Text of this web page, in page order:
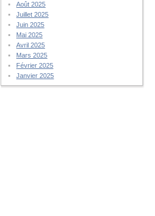
Août 2025
Juillet 2025
Juin 2025
Mai 2025
Avril 2025
Mars 2025
Février 2025
Janvier 2025